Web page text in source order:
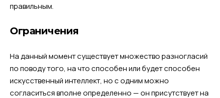
правильным.
Ограничения
На данный момент существует множество разногласий
по поводу того, на что способен или будет способен
искусственный интеллект, но с одним можно
согласиться вполне определенно — он присутствует на